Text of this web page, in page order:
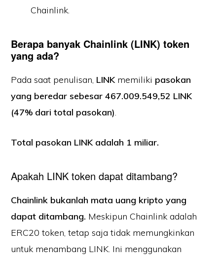
Chainlink.
Berapa banyak Chainlink (LINK) token
yang ada?
Pada saat penulisan, LINK memiliki pasokan
yang beredar sebesar 467.009.549,52 LINK
(47% dari total pasokan).
Total pasokan LINK adalah 1 miliar.
Apakah LINK token dapat ditambang?
Chainlink bukanlah mata uang kripto yang
dapat ditambang. Meskipun Chainlink adalah
ERC20 token, tetap saja tidak memungkinkan
untuk menambang LINK. Ini menggunakan